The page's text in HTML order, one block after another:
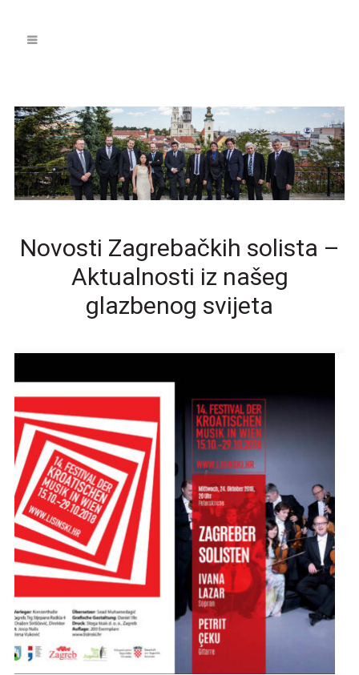
Novosti Zagrebačkih solista –
Aktualnosti iz našeg
glazbenog svijeta